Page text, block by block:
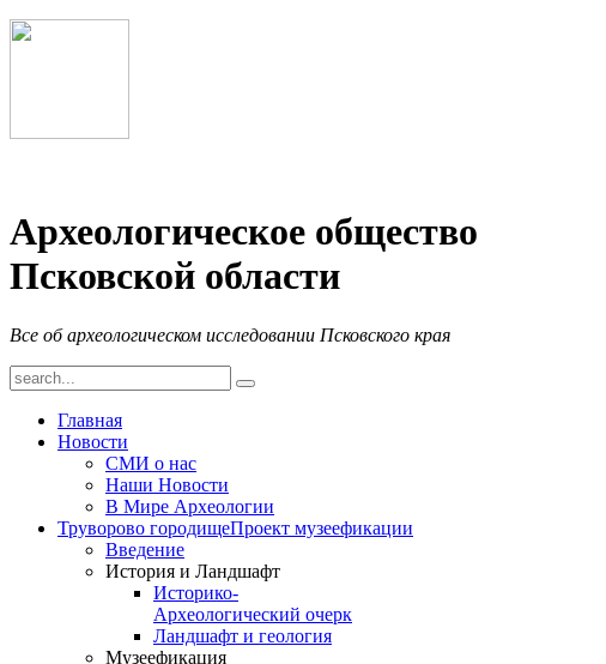
Археологическое общество
Псковской области
Все об археологическом исследовании Псковского края
Главная
Новости
СМИ о нас
Наши Новости
В Мире Археологии
Труворово городищеПроект музеефикации
Введение
История и Ландшафт
Историко-
Археологический очерк
Ландшафт и геология
Музеефикация